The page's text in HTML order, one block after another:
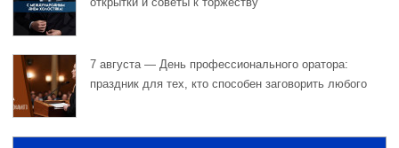
7 августа — День профессионального оратора:
праздник для тех, кто способен заговорить любого